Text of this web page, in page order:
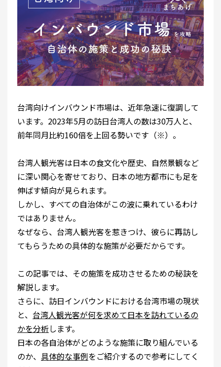
台湾向けインバウンド市場は、近年急速に復調して
います。2023年5月の訪日台湾人の数は30万人と、
前年同月比約160倍を上回る勢いです（※）。
台湾人観光客は日本の食文化や歴史、自然景観など
に深い関心を寄せており、日本の地方都市にも足を
伸ばす傾向が見られます。
しかし、 すべての自治体がこの波に乗れているわけ
ではありません。
なぜなら、台湾人観光客を惹きつけ、彼らに再訪し
てもらうための具体的な施策が必要だからです。
この記事では、その施策を成功させるための秘訣を
解説します。
さらに、訪日インバウンドにおける台湾市場の現状
と、 台湾人観光客が何を求めて日本を訪れているの
かを分析します。
日本の各自治体がどのような施策に取り組んでいる
のか、 具体的な事例をご紹介するので参考にしてく